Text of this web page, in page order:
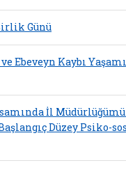
Günü
Ebeveyn Kaybı
İl
Düzey Psiko-